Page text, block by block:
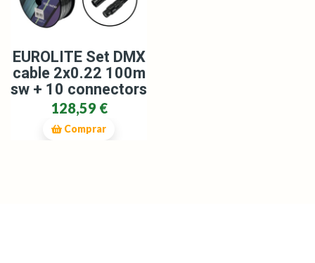
EUROLITE Set DMX
cable 2x0.22 100m
sw + 10 connectors
128,59 €
Comprar